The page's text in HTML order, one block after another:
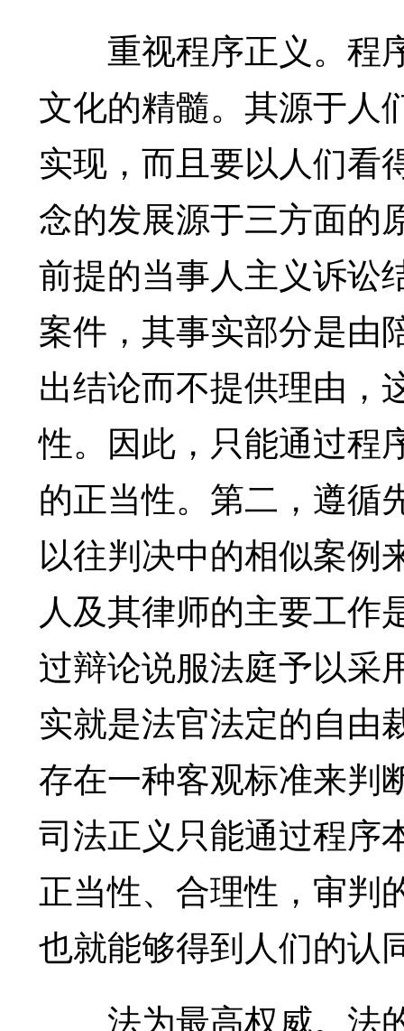
重视程序正义。程
文化的精髓。其源于人
实现，而且要以人们看
念的发展源于三方面的
前提的当事人主义诉讼
案件，其事实部分是由
出结论而不提供理由，
性。因此，只能通过程
的正当性。第二，遵循
以往判决中的相似案例
人及其律师的主要工作
过辩论说服法庭予以采
实就是法官法定的自由
存在一种客观标准来判
司法正义只能通过程序
正当性、合理性，审判
也就能够得到人们的认
法为最高权威。法